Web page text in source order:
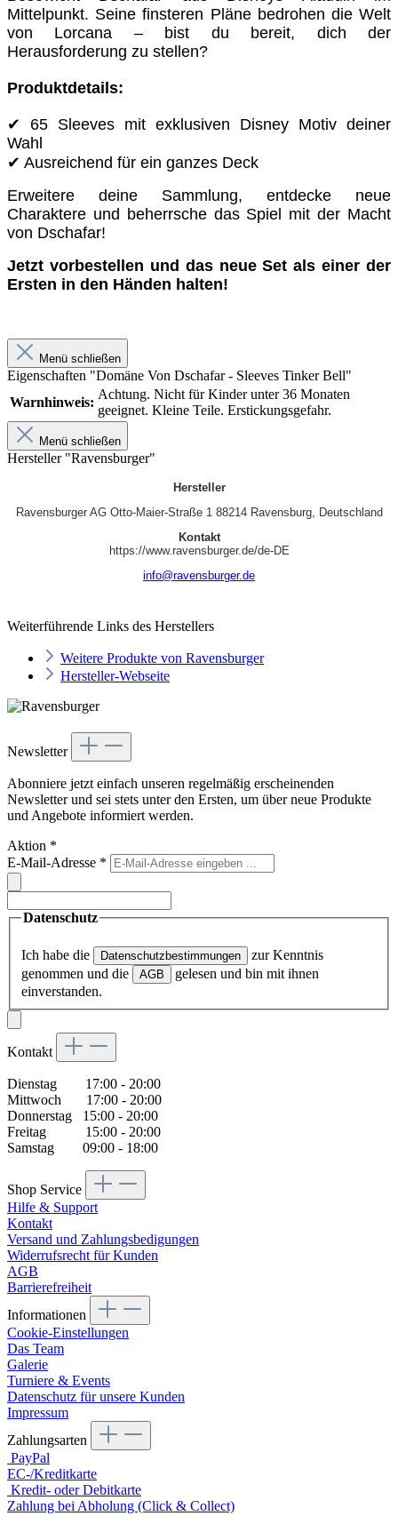
Mittelpunkt. Seine finsteren Pläne bedrohen die Welt
von Lorcana – bist du bereit, dich der
Herausforderung zu stellen?
Produktdetails:
✔ 65 Sleeves mit exklusiven Disney Motiv deiner
Wahl
✔ Ausreichend für ein ganzes Deck
Erweitere deine Sammlung, entdecke neue
Charaktere und beherrsche das Spiel mit der Macht
von Dschafar!
Jetzt vorbestellen und das neue Set als einer der
Ersten in den Händen halten!
Menü schließen
Eigenschaften "Domäne Von Dschafar - Sleeves Tinker Bell"
Warnhinweis:
Achtung. Nicht für Kinder unter 36 Monaten
geeignet. Kleine Teile. Erstickungsgefahr.
Menü schließen
Hersteller "Ravensburger"
Hersteller
Ravensburger AG Otto‑Maier‑Straße 1 88214 Ravensburg, Deutschland
Kontakt
https://www.ravensburger.de/de-DE
info@ravensburger.de
Weiterführende Links des Herstellers
Weitere Produkte von Ravensburger
Hersteller-Webseite
Newsletter
Abonniere jetzt einfach unseren regelmäßig erscheinenden
Newsletter und sei stets unter den Ersten, um über neue Produkte
und Angebote informiert werden.
Aktion *
E-Mail-Adresse *
Datenschutz
Ich habe die Datenschutzbestimmungen
zur Kenntnis
genommen und die
AGB
gelesen und bin mit ihnen
einverstanden.
Kontakt
Dienstag 17:00 - 20:00
Mittwoch 17:00 - 20:00
Donnerstag 15:00 - 20:00
Freitag 15:00 - 20:00
Samstag 09:00 - 18:00
Shop Service
Hilfe & Support
Kontakt
Versand und Zahlungsbedigungen
Widerrufsrecht für Kunden
AGB
Barrierefreiheit
Informationen
Cookie-Einstellungen
Das Team
Galerie
Turniere & Events
Datenschutz für unsere Kunden
Impressum
Zahlungsarten
PayPal
EC-/Kreditkarte
Kredit- oder Debitkarte
Zahlung bei Abholung (Click & Collect)